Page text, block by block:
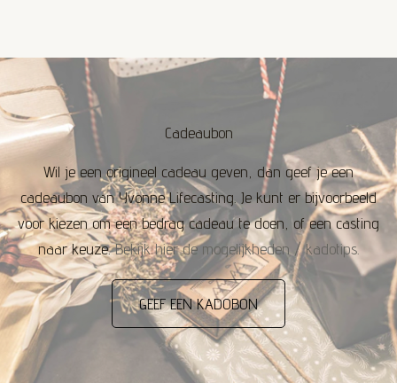
Cadeaubon
Wil je een origineel cadeau geven, dan geef je een
cadeaubon van Yvonne Lifecasting. Je kunt er bijvoorbeeld
voor kiezen om een bedrag cadeau te doen, of een casting
naar keuze.Bekijk hier de mogelijkheden / kadotips.
GEEF EEN KADOBON